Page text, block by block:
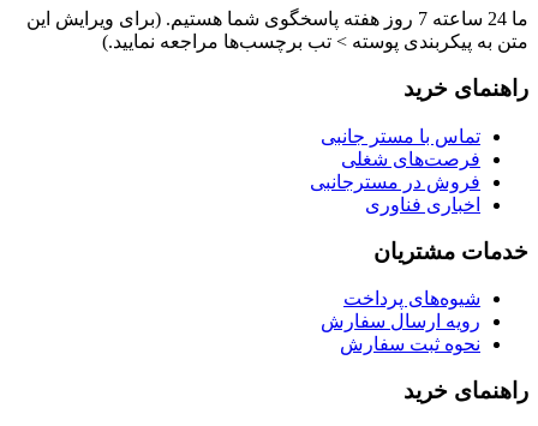
ما 24 ساعته 7 روز هفته پاسخگوی شما هستیم. (برای ویرایش این
متن به پیکربندی پوسته > تب برچسب‌ها مراجعه نمایید.)
راهنمای خرید
تماس با مستر جانبی
فرصت‌های شغلی
فروش در مسترجانبی
اخباری فناوری
خدمات مشتریان
شیوه‌های پرداخت
رویه ارسال سفارش
نحوه ثبت سفارش
راهنمای خرید